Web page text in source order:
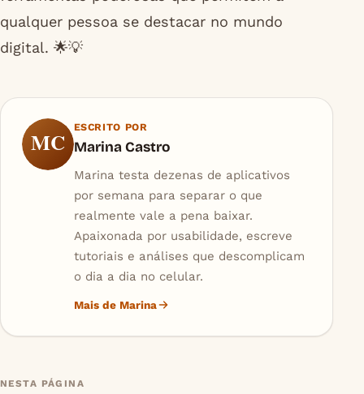
qualquer pessoa se destacar no mundo
digital. 🌟💡
MC
ESCRITO POR
Marina Castro
Marina testa dezenas de aplicativos
por semana para separar o que
realmente vale a pena baixar.
Apaixonada por usabilidade, escreve
tutoriais e análises que descomplicam
o dia a dia no celular.
Mais de Marina
NESTA PÁGINA